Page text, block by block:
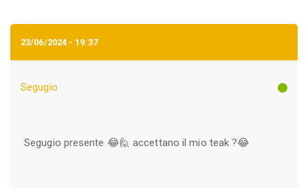
23/06/2024 - 19:37
Segugio
Segugio presente 😂🙋 accettano il mio teak ?😂